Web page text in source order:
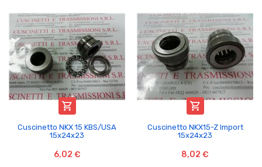

Cuscinetto NKX 15 KBS/USA
15x24x23
6,02 €

Cuscinetto NKX15-Z Import
15x24x23
8,02 €